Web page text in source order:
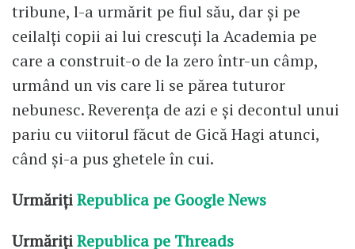
tribune, l-a urmărit pe fiul său, dar și pe
ceilalți copii ai lui crescuți la Academia pe
care a construit-o de la zero într-un câmp,
urmând un vis care li se părea tuturor
nebunesc. Reverența de azi e și decontul unui
pariu cu viitorul făcut de Gică Hagi atunci,
când și-a pus ghetele în cui.
UrmărițiRepublica pe Google News
UrmărițiRepublica pe Threads